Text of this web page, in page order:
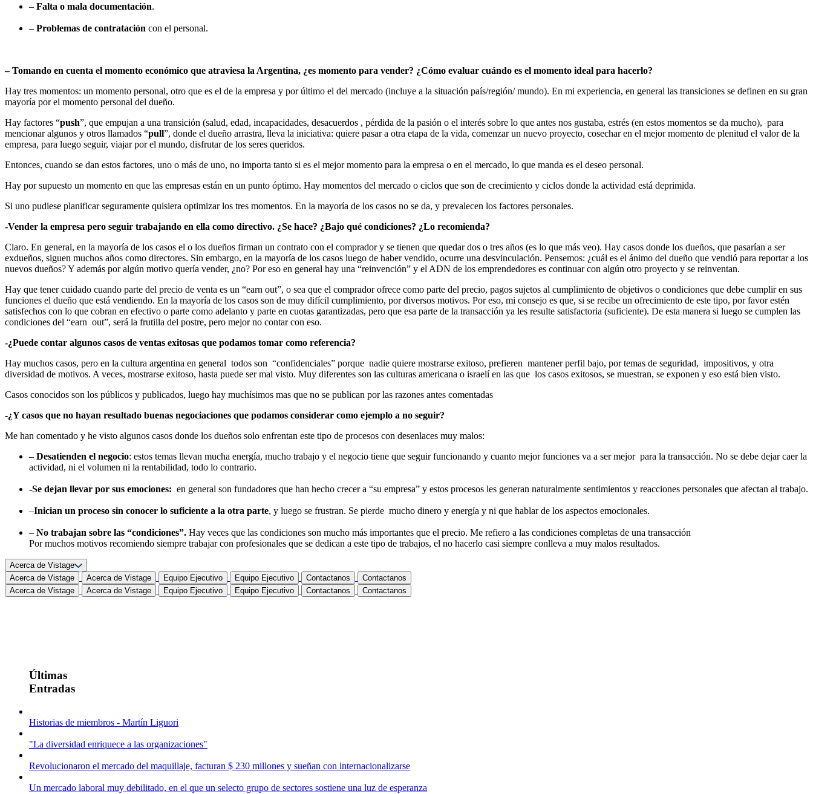
– Falta o mala documentación.
– Problemas de contratación con el personal.
– Tomando en cuenta el momento económico que atraviesa la Argentina, ¿es momento para vender? ¿Cómo evaluar cuándo es el momento ideal para hacerlo?
Hay tres momentos: un momento personal, otro que es el de la empresa y por último el del mercado (incluye a la situación país/región/ mundo). En mi experiencia, en general las transiciones se definen en su gran
mayoría por el momento personal del dueño.
Hay factores “push”, que empujan a una transición (salud, edad, incapacidades, desacuerdos , pérdida de la pasión o el interés sobre lo que antes nos gustaba, estrés (en estos momentos se da mucho), para
mencionar algunos y otros llamados “pull”, donde el dueño arrastra, lleva la iniciativa: quiere pasar a otra etapa de la vida, comenzar un nuevo proyecto, cosechar en el mejor momento de plenitud el valor de la
empresa, para luego seguir, viajar por el mundo, disfrutar de los seres queridos.
Entonces, cuando se dan estos factores, uno o más de uno, no importa tanto si es el mejor momento para la empresa o en el mercado, lo que manda es el deseo personal.
Hay por supuesto un momento en que las empresas están en un punto óptimo. Hay momentos del mercado o ciclos que son de crecimiento y ciclos donde la actividad está deprimida.
Si uno pudiese planificar seguramente quisiera optimizar los tres momentos. En la mayoría de los casos no se da, y prevalecen los factores personales.
-Vender la empresa pero seguir trabajando en ella como directivo. ¿Se hace? ¿Bajo qué condiciones? ¿Lo recomienda?
Claro. En general, en la mayoría de los casos el o los dueños firman un contrato con el comprador y se tienen que quedar dos o tres años (es lo que más veo). Hay casos donde los dueños, que pasarían a ser
exdueños, siguen muchos años como directores. Sin embargo, en la mayoría de los casos luego de haber vendido, ocurre una desvinculación. Pensemos: ¿cuál es el ánimo del dueño que vendió para reportar a los
nuevos dueños? Y además por algún motivo quería vender, ¿no? Por eso en general hay una “reinvención” y el ADN de los emprendedores es continuar con algún otro proyecto y se reinventan.
Hay que tener cuidado cuando parte del precio de venta es un “earn out”, o sea que el comprador ofrece como parte del precio, pagos sujetos al cumplimiento de objetivos o condiciones que debe cumplir en sus
funciones el dueño que está vendiendo. En la mayoría de los casos son de muy difícil cumplimiento, por diversos motivos. Por eso, mi consejo es que, si se recibe un ofrecimiento de este tipo, por favor estén
satisfechos con lo que cobran en efectivo o parte como adelanto y parte en cuotas garantizadas, pero que esa parte de la transacción ya les resulte satisfactoria (suficiente). De esta manera si luego se cumplen las
condiciones del “earn out”, será la frutilla del postre, pero mejor no contar con eso.
-¿Puede contar algunos casos de ventas exitosas que podamos tomar como referencia?
Hay muchos casos, pero en la cultura argentina en general todos son “confidenciales” porque nadie quiere mostrarse exitoso, prefieren mantener perfil bajo, por temas de seguridad, impositivos, y otra
diversidad de motivos. A veces, mostrarse exitoso, hasta puede ser mal visto. Muy diferentes son las culturas americana o israelí en las que los casos exitosos, se muestran, se exponen y eso está bien visto.
Casos conocidos son los públicos y publicados, luego hay muchísimos mas que no se publican por las razones antes comentadas
-¿Y casos que no hayan resultado buenas negociaciones que podamos considerar como ejemplo a no seguir?
Me han comentado y he visto algunos casos donde los dueños solo enfrentan este tipo de procesos con desenlaces muy malos:
– Desatienden el negocio: estos temas llevan mucha energía, mucho trabajo y el negocio tiene que seguir funcionando y cuanto mejor funciones va a ser mejor para la transacción. No se debe dejar caer la
actividad, ni el volumen ni la rentabilidad, todo lo contrario.
-Se dejan llevar por sus emociones: en general son fundadores que han hecho crecer a “su empresa” y estos procesos les generan naturalmente sentimientos y reacciones personales que afectan al trabajo.
–Inician un proceso sin conocer lo suficiente a la otra parte, y luego se frustran. Se pierde mucho dinero y energía y ni que hablar de los aspectos emocionales.
– No trabajan sobre las “condiciones”. Hay veces que las condiciones son mucho más importantes que el precio. Me refiero a las condiciones completas de una transacción
Por muchos motivos recomiendo siempre trabajar con profesionales que se dedican a este tipo de trabajos, el no hacerlo casi siempre conlleva a muy malos resultados.
Acerca de Vistage
Acerca de Vistage
Acerca de Vistage Equipo Ejecutivo Equipo Ejecutivo Contactanos
Contactanos
Acerca de Vistage
Acerca de Vistage Equipo Ejecutivo Equipo Ejecutivo Contactanos Contactanos
Últimas
Entradas
Historias de miembros - Martín Liguori
"La diversidad enriquece a las organizaciones"
Revolucionaron el mercado del maquillaje, facturan $ 230 millones y sueñan con internacionalizarse
Un mercado laboral muy debilitado, en el que un selecto grupo de sectores sostiene una luz de esperanza